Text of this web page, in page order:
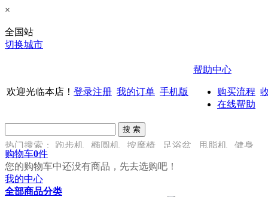
×
全国站
切换城市
欢迎光临本店！ 登录注册 我的订单 手机版
帮助中心
购买流程
在线帮助
热门搜索： 跑步机 椭圆机 按摩椅 足浴盆 甩脂机
健身
车
购物车0件
您的购物车中还没有商品，先去选购吧！
我的中心
全部商品分类